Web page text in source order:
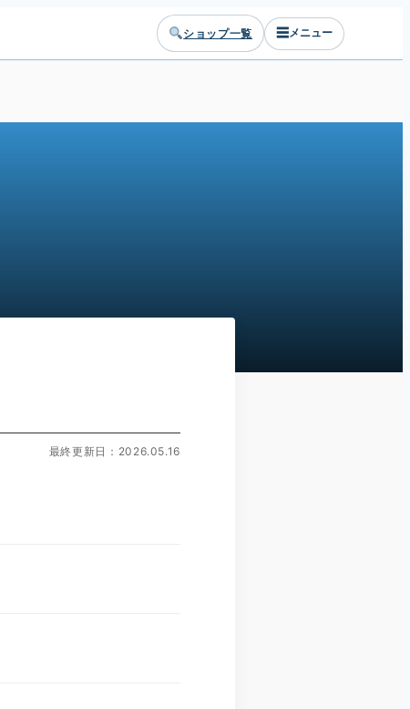
ショップ一覧 ☰メニュー
最終更新日：2026.05.16